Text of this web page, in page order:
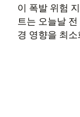
이 폭발 위험
트는 오늘날
경 영향을 최